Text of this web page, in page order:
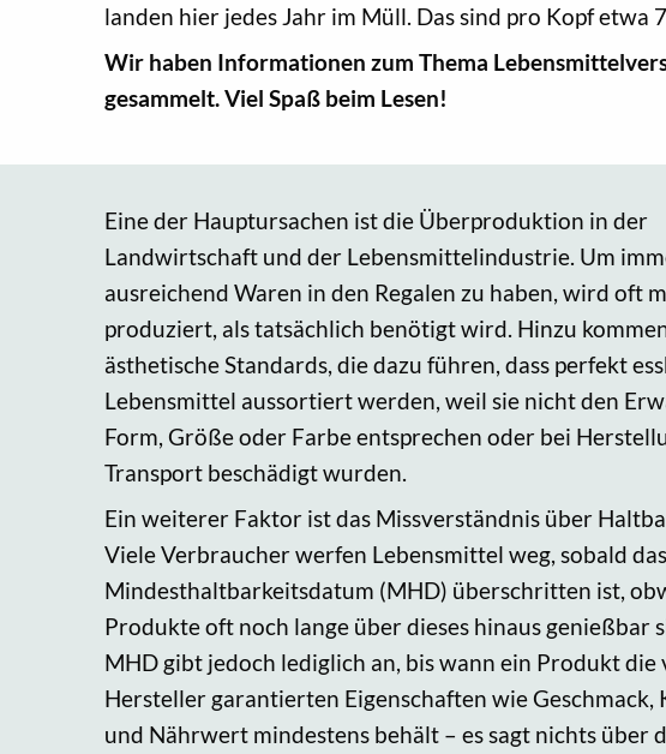
landen hier jedes Jahr im Müll. Das sind pro Kopf etwa
Wir haben Informationen zum Thema
gesammelt. Viel Spaß beim Lesen!
Eine der Hauptursachen ist die Überproduktion in der
Landwirtschaft und der Lebensmittelindustrie. Um
ausreichend Waren in den Regalen zu haben, wird oft
produziert, als tatsächlich benötigt wird. Hinzu
ästhetische Standards, die dazu führen, dass perfekt
Lebensmittel aussortiert werden, weil sie nicht den
Form, Größe oder Farbe entsprechen oder bei
Transport beschädigt wurden.
Ein weiterer Faktor ist das Missverständnis über
Viele Verbraucher werfen Lebensmittel weg, sobald das
Mindesthaltbarkeitsdatum (MHD) überschritten ist,
Produkte oft noch lange über dieses hinaus genießbar
MHD gibt jedoch lediglich an, bis wann ein Produkt die
Hersteller garantierten Eigenschaften wie Geschmack,
und Nährwert mindestens behält – es sagt nichts über